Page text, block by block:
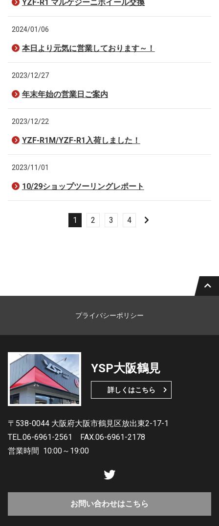
YZF-R1 マルケジーニホイール交換
2024/01/06
本日より元気に営業しております～！
2023/12/27
年末年始の営業日ご案内
2023/12/22
YZF-R1M/YZF-R1入荷しました！
2023/11/01
10/29ショップツーリングレポート
1 2 3 4
プライバシーポリシー
YSP大阪鶴見
詳しくはこちら
〒538-0044 大阪府大阪市鶴見区放出東2-17-1
TEL.06-6961-2561
FAX.06-6961-2178
営業時間 10:00～19:00
お問い合わせはこちら